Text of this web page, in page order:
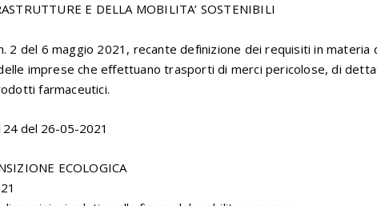
E DELLA MOBILITA’ SOSTENIBILI
2 del 6 maggio 2021, recante definizione dei requisiti in materia
imprese che effettuano trasporti di merci pericolose, di
farmaceutici.
del 26-05-2021
ECOLOGICA